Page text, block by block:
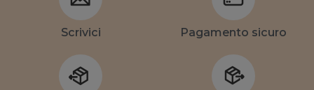
Scrivici Pagamento sicuro